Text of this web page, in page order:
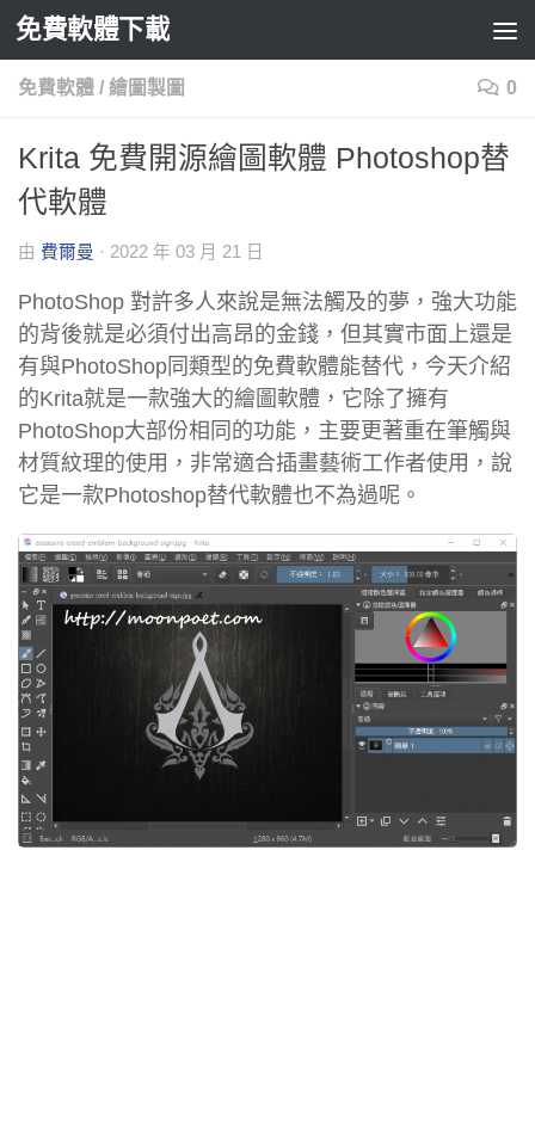
Skip to content
免費軟體下載
免費軟體 / 繪圖製圖 0
Krita 免費開源繪圖軟體 Photoshop替
代軟體
由 費爾曼 · 2022 年 03 月 21 日
PhotoShop 對許多人來說是無法觸及的夢，強大功能
的背後就是必須付出高昂的金錢，但其實市面上還是
有與PhotoShop同類型的免費軟體能替代，今天介紹
的Krita就是一款強大的繪圖軟體，它除了擁有
PhotoShop大部份相同的功能，主要更著重在筆觸與
材質紋理的使用，非常適合插畫藝術工作者使用，說
它是一款Photoshop替代軟體也不為過呢。